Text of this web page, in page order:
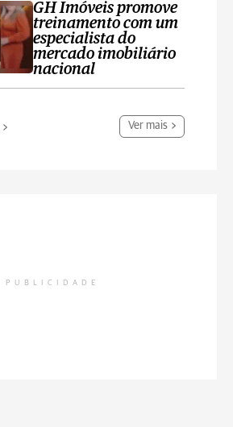
GH Imóveis promove
treinamento com um
especialista do
mercado imobiliário
nacional
Ver mais
PUBLICIDADE